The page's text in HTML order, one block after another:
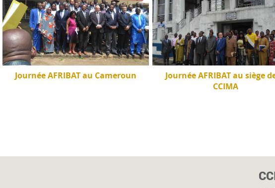
Journée AFRIBAT au Cameroun
Journée AFRIBAT au siège
CCIMA